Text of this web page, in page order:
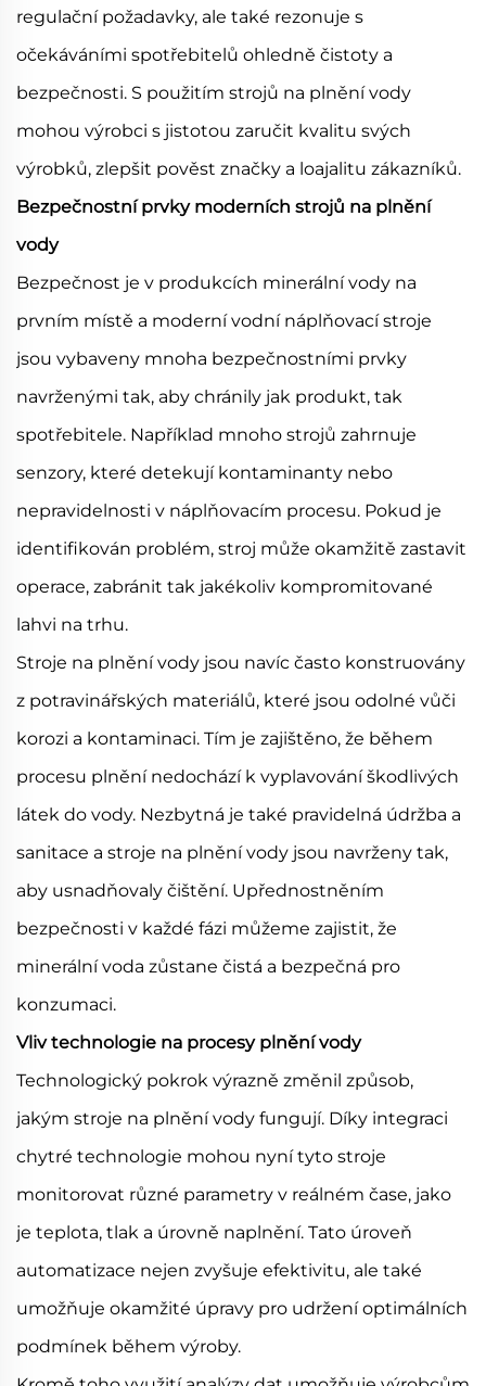
regulační požadavky, ale také rezonuje s
očekáváními spotřebitelů ohledně čistoty a
bezpečnosti. S použitím strojů na plnění vody
mohou výrobci s jistotou zaručit kvalitu svých
výrobků, zlepšit pověst značky a loajalitu zákazníků.
Bezpečnostní prvky moderních strojů na plnění
vody
Bezpečnost je v produkcích minerální vody na
prvním místě a moderní vodní náplňovací stroje
jsou vybaveny mnoha bezpečnostními prvky
navrženými tak, aby chránily jak produkt, tak
spotřebitele. Například mnoho strojů zahrnuje
senzory, které detekují kontaminanty nebo
nepravidelnosti v náplňovacím procesu. Pokud je
identifikován problém, stroj může okamžitě zastavit
operace, zabránit tak jakékoliv kompromitované
lahvi na trhu.
Stroje na plnění vody jsou navíc často konstruovány
z potravinářských materiálů, které jsou odolné vůči
korozi a kontaminaci. Tím je zajištěno, že během
procesu plnění nedochází k vyplavování škodlivých
látek do vody. Nezbytná je také pravidelná údržba a
sanitace a stroje na plnění vody jsou navrženy tak,
aby usnadňovaly čištění. Upřednostněním
bezpečnosti v každé fázi můžeme zajistit, že
minerální voda zůstane čistá a bezpečná pro
konzumaci.
Vliv technologie na procesy plnění vody
Technologický pokrok výrazně změnil způsob,
jakým stroje na plnění vody fungují. Díky integraci
chytré technologie mohou nyní tyto stroje
monitorovat různé parametry v reálném čase, jako
je teplota, tlak a úrovně naplnění. Tato úroveň
automatizace nejen zvyšuje efektivitu, ale také
umožňuje okamžité úpravy pro udržení optimálních
podmínek během výroby.